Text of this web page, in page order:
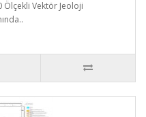
Ölçekli Vektör Jeoloji